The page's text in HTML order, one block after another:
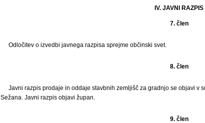
IV. JAVNI RAZPIS
7. člen
Odločitev o izvedbi javnega razpisa sprejme občinski svet.
8. člen
Javni razpis prodaje in oddaje stavbnih zemljišč za gradnjo se objavi v
Sežana. Javni razpis objavi župan.
9. člen